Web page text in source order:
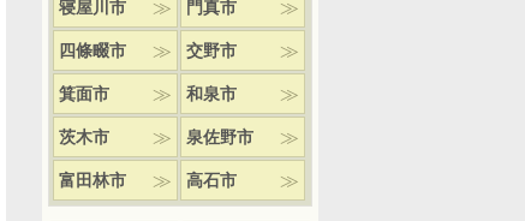
寝屋川市 門真市
四條畷市 交野市
箕面市 和泉市
茨木市 泉佐野市
富田林市 高石市